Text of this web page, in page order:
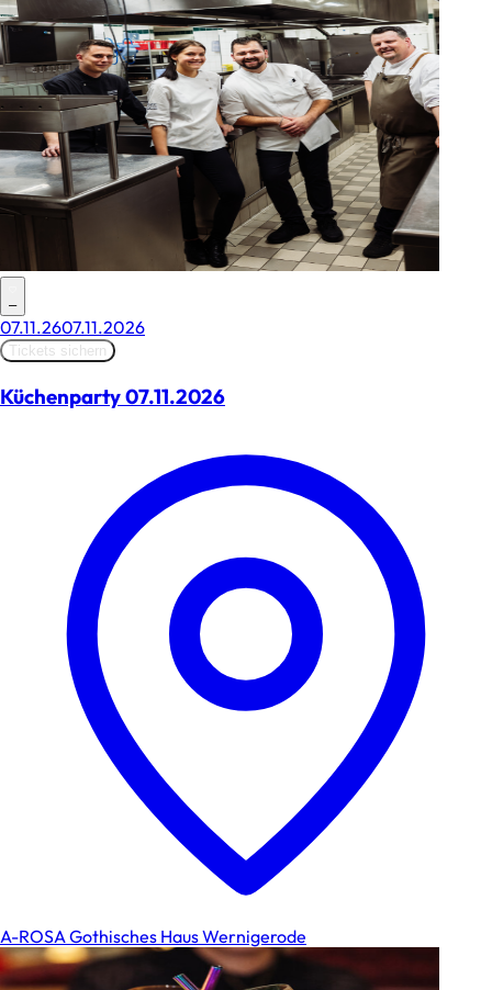
–
07.11.2607.11.2026
Tickets sichern
Küchenparty 07.11.2026
A-ROSA Gothisches Haus Wernigerode